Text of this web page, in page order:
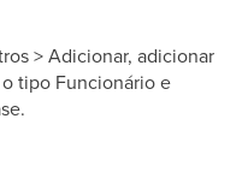
> Adicionar, adicionar
tipo Funcionário e